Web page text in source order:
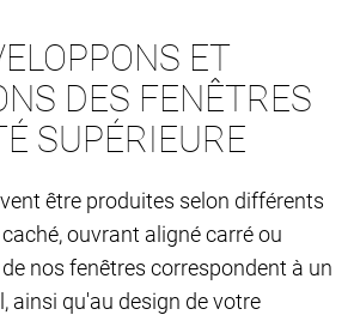
ET
DES FENÊTRES
SUPÉRIEURE
être produites selon différents
ouvrant aligné carré ou
nos fenêtres correspondent à un
ainsi qu'au design de votre